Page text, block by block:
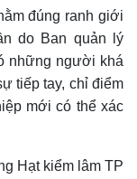
đúng ranh giới
do Ban quản lý
những người khá
tiếp tay, chỉ điểm
mới có thể xác
Hạt kiểm lâm TP